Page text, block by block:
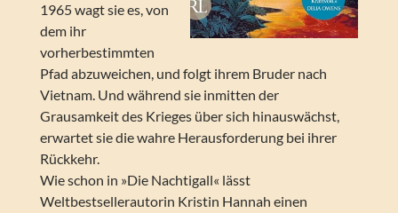
1965 wagt sie es, von
dem ihr
vorherbestimmten
Pfad abzuweichen, und folgt ihrem Bruder nach
Vietnam. Und während sie inmitten der
Grausamkeit des Krieges über sich hinauswächst,
erwartet sie die wahre Herausforderung bei ihrer
Rückkehr.
Wie schon in »Die Nachtigall« lässt
Weltbestsellerautorin Kristin Hannah einen